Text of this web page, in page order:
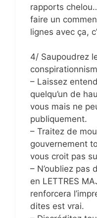
rapports
faire un
lignes avec ça,
4/ Saupoudrez
– Laissez
quelqu’un de
vous mais ne
publiquement.
– Traitez de
gouvernement
vous croit pas
– N’oubliez pas
en LETTRES
renforcera
dites est vrai.